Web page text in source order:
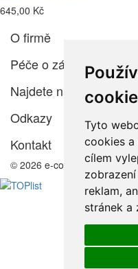
Tyto
cookies a
cílem
reklam,
stránek a
645,00 Kč
O firmě
Péče o zákazníka
Najdete nás
Odkazy
Kontakt
© 2026 e-color.cz